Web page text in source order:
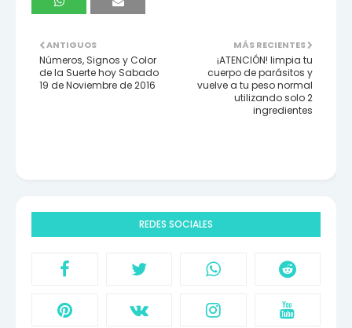
MÁS RECIENTES
¡ATENCIÓN! limpia tu
cuerpo de parásitos y
vuelve a tu peso normal
utilizando solo 2
ingredientes
ANTIGUOS
Números, Signos y Color
de la Suerte hoy Sabado
19 de Noviembre de 2016
REDES SOCIALES